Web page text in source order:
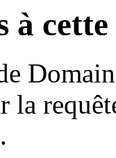
à
la